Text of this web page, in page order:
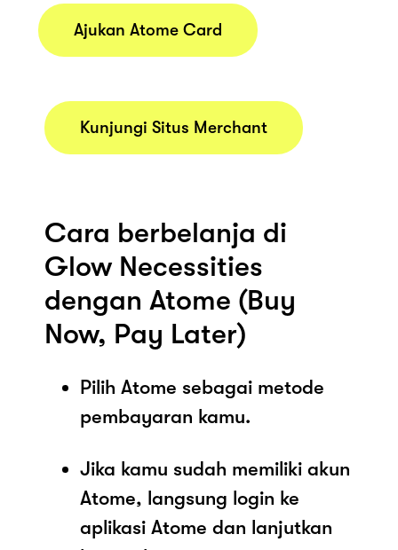
Ajukan Atome Card
Kunjungi Situs Merchant
Cara berbelanja di
Glow Necessities
dengan Atome (Buy
Now, Pay Later)
Pilih Atome sebagai metode
pembayaran kamu.
Jika kamu sudah memiliki akun
Atome, langsung login ke
aplikasi Atome dan lanjutkan